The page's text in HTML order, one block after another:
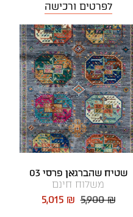
לפרטים ורכישה
שטיח שהברגאן פרסי 03
משלוח חינם
5,900 ₪
5,015 ₪